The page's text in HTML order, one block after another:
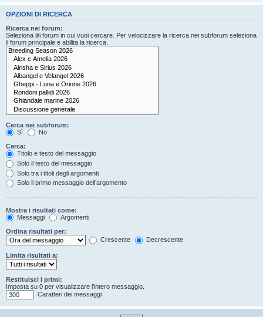
OPZIONI DI RICERCA
Ricerca nei forum:
Seleziona il/i forum in cui vuoi cercare. Per velocizzare la ricerca nei subforum seleziona
il forum principale e abilita la ricerca.
Cerca nei subforum:
Sì
No
Cerca:
Titolo e testo del messaggio
Solo il testo del messaggio
Solo tra i titoli degli argomenti
Solo il primo messaggio dell’argomento
Mostra i risultati come:
Messaggi
Argomenti
Ordina risultati per:
Crescente
Decrescente
Limita risultati a:
Restituisci i primi:
Imposta su 0 per visualizzare l’intero messaggio.
Caratteri dei messaggi